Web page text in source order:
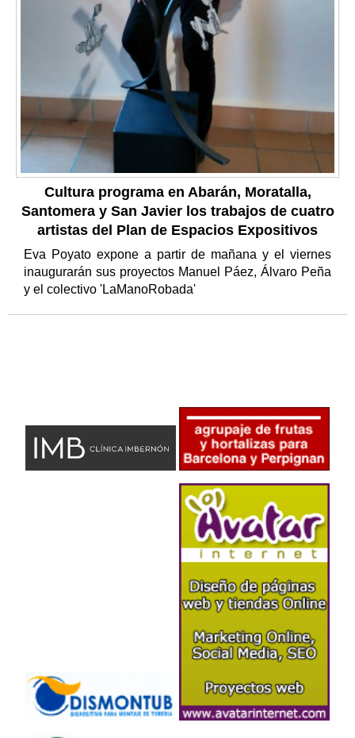
Cultura programa en Abarán, Moratalla,
Santomera y San Javier los trabajos de cuatro
artistas del Plan de Espacios Expositivos
Eva Poyato expone a partir de mañana y el viernes
inaugurarán sus proyectos Manuel Páez, Álvaro Peña
y el colectivo 'LaManoRobada'